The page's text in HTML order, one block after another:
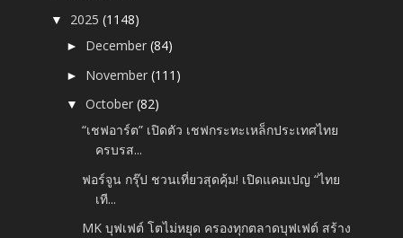
▼ 2025(1148)
► December(84)
► November(111)
▼October(82)
“เชฟอาร์ต” เปิดตัว เชฟกระทะเหล็กประเทศไทย
ครบรส...
ฟอร์จูน กรุ๊ป ชวนเที่ยวสุดคุ้ม! เปิดแคมเปญ “ไทย
เที...
MK บุฟเฟต์ โตไม่หยุด ครองทุกตลาดบุฟเฟต์ สร้าง